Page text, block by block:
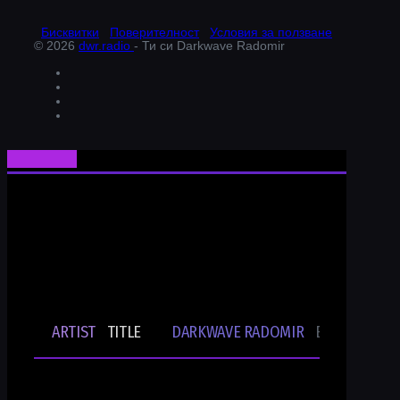
Бисквитки Поверителност
Условия за ползване
© 2026 dwr.radio - Ти си Darkwave Radomir
ARTIST- TITLE DARKWAVE RADOMIR BG